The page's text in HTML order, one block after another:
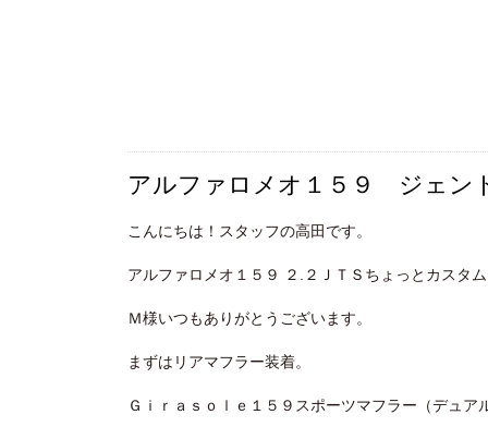
アルファロメオ１５９ ジェン
こんにちは！スタッフの高田です。
アルファロメオ１５９ ２.２ＪＴＳちょっとカスタム
Ｍ様いつもありがとうございます。
まずはリアマフラー装着。
Ｇｉｒａｓｏｌｅ１５９スポーツマフラー（デュア